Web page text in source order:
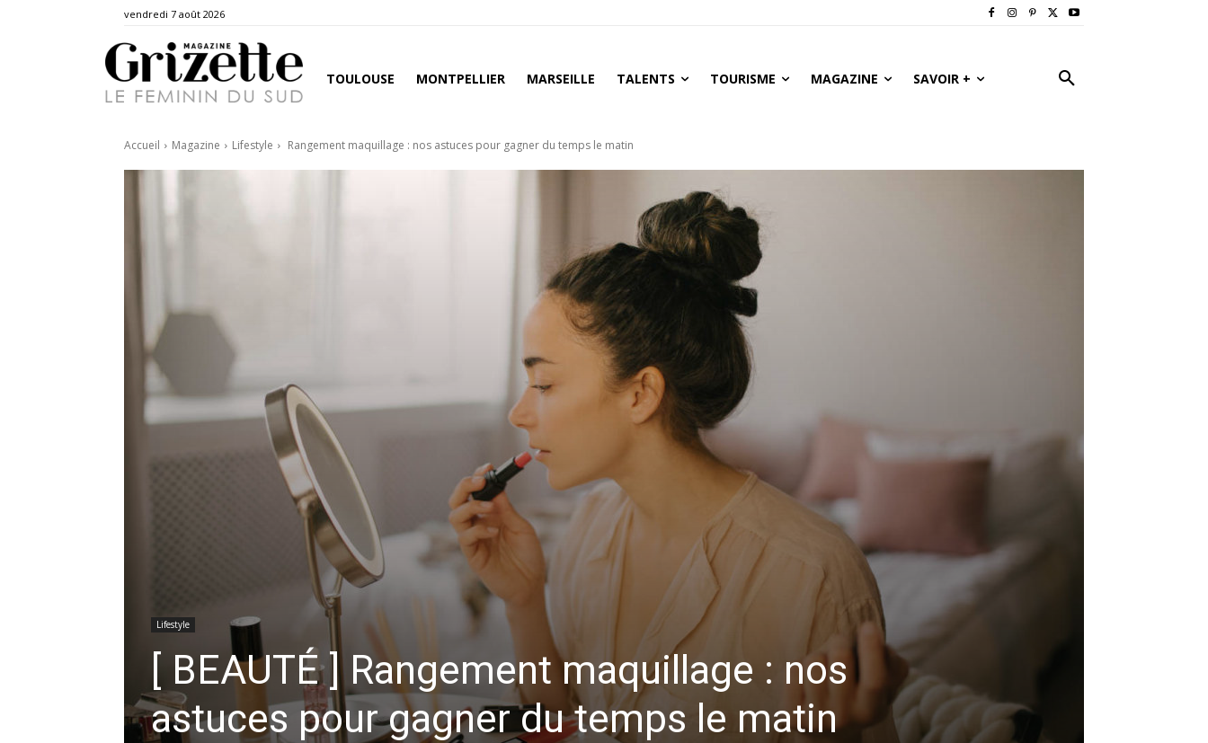
vendredi 7 août 2026
TOULOUSE MONTPELLIER MARSEILLE TALENTS TOURISME MAGAZINE SAVOIR +
Accueil Magazine Lifestyle Rangement maquillage : nos astuces pour gagner du temps le matin
Lifestyle
[ BEAUTÉ ] Rangement maquillage : nos
astuces pour gagner du temps le matin